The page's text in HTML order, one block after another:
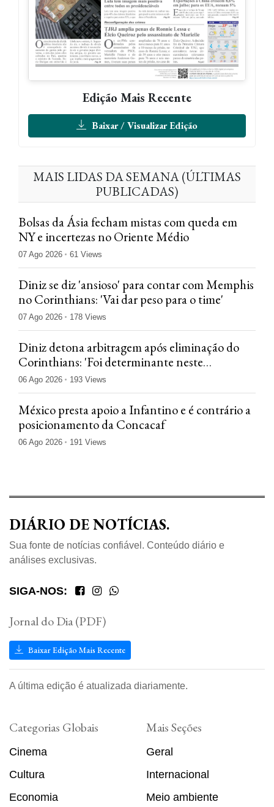
Edição Mais Recente
Baixar / Visualizar Edição
MAIS LIDAS DA SEMANA (ÚLTIMAS
PUBLICADAS)
Bolsas da Ásia fecham mistas com queda em
NY e incertezas no Oriente Médio
07 Ago 2026 61 Views
Diniz se diz 'ansioso' para contar com Memphis
no Corinthians: 'Vai dar peso para o time'
07 Ago 2026 178 Views
Diniz detona arbitragem após eliminação do
Corinthians: 'Foi determinante neste
confronto'
06 Ago 2026 193 Views
México presta apoio a Infantino e é contrário a
posicionamento da Concacaf
06 Ago 2026 191 Views
DIÁRIO DE NOTÍCIAS.
Sua fonte de notícias confiável. Conteúdo diário e
análises exclusivas.
SIGA-NOS:
Jornal do Dia (PDF)
Baixar Edição Mais Recente
A última edição é atualizada diariamente.
Categorias Globais
Cinema
Cultura
Economia
Mais Seções
Geral
Internacional
Meio ambiente